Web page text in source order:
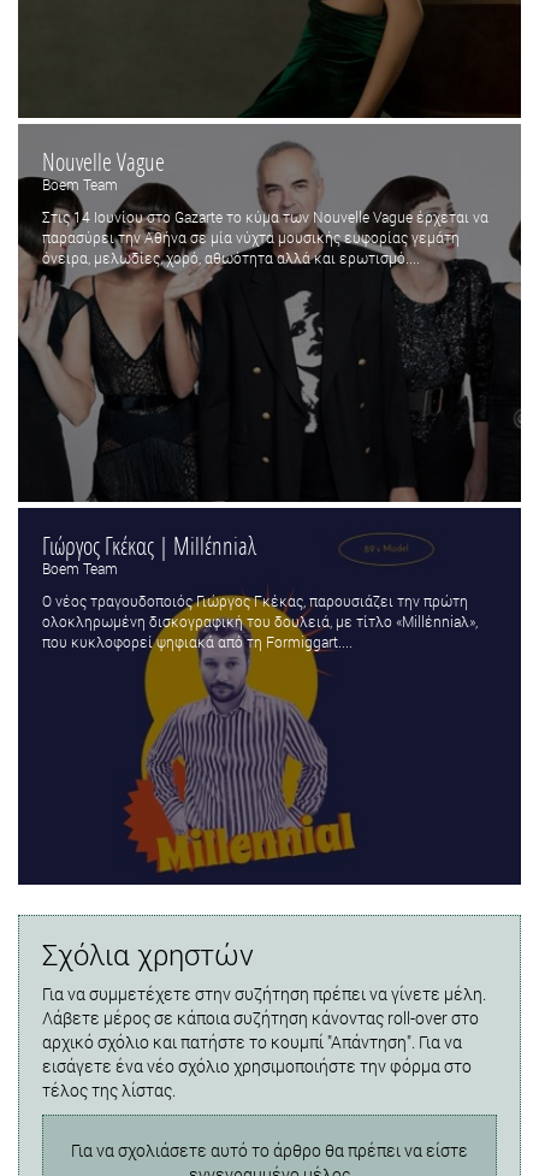
Nouvelle Vague
Boem Team
Στις 14 Ιουνίου στο Gazarte το κύμα των Nouvelle Vague έρχεται να
παρασύρει την Αθήνα σε μία νύχτα μουσικής ευφορίας γεμάτη
όνειρα, μελωδίες, χορό, αθωότητα αλλά και ερωτισμό....
Γιώργος Γκέκας | Millέnniaλ
Boem Team
Ο νέος τραγουδοποιός Γιώργος Γκέκας, παρουσιάζει την πρώτη
ολοκληρωμένη δισκογραφική του δουλειά, με τίτλο «Millέnniaλ»,
που κυκλοφορεί ψηφιακά από τη Formiggart....
Σχόλια χρηστών
Για να συμμετέχετε στην συζήτηση πρέπει να γίνετε μέλη.
Λάβετε μέρος σε κάποια συζήτηση κάνοντας roll-over στο
αρχικό σχόλιο και πατήστε το κουμπί "Απάντηση". Για να
εισάγετε ένα νέο σχόλιο χρησιμοποιήστε την φόρμα στο
τέλος της λίστας.
Για να σχολιάσετε αυτό το άρθρο θα πρέπει να είστε